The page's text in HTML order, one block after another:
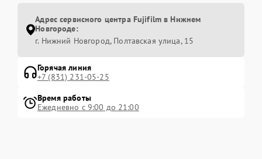
Адрес сервисного центра Fujifilm в Нижнем
Новгороде:
г. Нижний Новгород, Полтавская улица, 15
Горячая линия
+7 (831) 231-05-25
Время работы
Ежедневно с 9:00 до 21:00